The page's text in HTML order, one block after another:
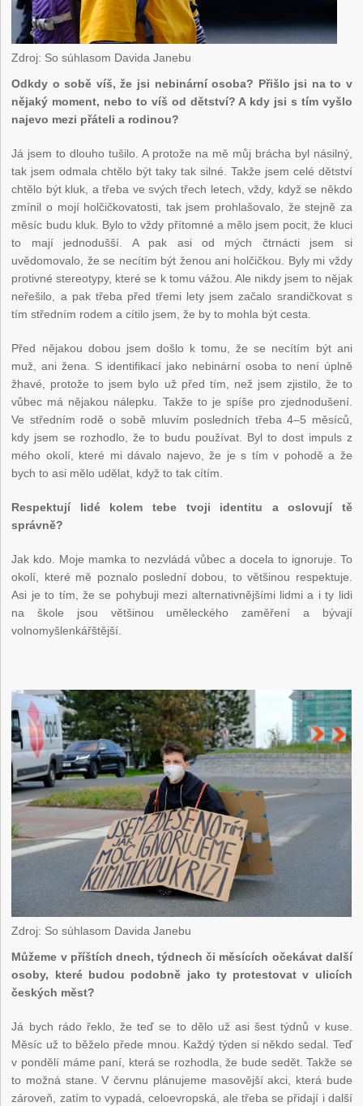
Zdroj: So súhlasom Davida Janebu
Odkdy o sobě víš, že jsi nebinární osoba? Přišlo jsi na to v
nějaký moment, nebo to víš od dětství? A kdy jsi s tím vyšlo
najevo mezi přáteli a rodinou?
Já jsem to dlouho tušilo. A protože na mě můj brácha byl násilný,
tak jsem odmala chtělo být taky tak silné. Takže jsem celé dětství
chtělo být kluk, a třeba ve svých třech letech, vždy, když se někdo
zmínil o mojí holčičkovatosti, tak jsem prohlašovalo, že stejně za
měsíc budu kluk. Bylo to vždy přítomné a mělo jsem pocit, že kluci
to mají jednodušší. A pak asi od mých čtrnácti jsem si
uvědomovalo, že se necítím být ženou ani holčičkou. Byly mi vždy
protivné stereotypy, které se k tomu vážou. Ale nikdy jsem to nějak
neřešilo, a pak třeba před třemi lety jsem začalo srandičkovat s
tím středním rodem a cítilo jsem, že by to mohla být cesta.
Před nějakou dobou jsem došlo k tomu, že se necítím být ani
muž, ani žena. S identifikací jako nebinární osoba to není úplně
žhavé, protože to jsem bylo už před tím, než jsem zjistilo, že to
vůbec má nějakou nálepku. Takže to je spíše pro zjednodušení.
Ve středním rodě o sobě mluvím posledních třeba 4–5 měsíců,
kdy jsem se rozhodlo, že to budu používat. Byl to dost impuls z
mého okolí, které mi dávalo najevo, že je s tím v pohodě a že
bych to asi mělo udělat, když to tak cítím.
Respektují lidé kolem tebe tvoji identitu a oslovují tě
správně?
Jak kdo. Moje mamka to nezvládá vůbec a docela to ignoruje. To
okolí, které mě poznalo poslední dobou, to většinou respektuje.
Asi je to tím, že se pohybuji mezi alternativnějšími lidmi a i ty lidi
na škole jsou většinou uměleckého zaměření a bývají
volnomyšlenkářštější.
Zdroj: So súhlasom Davida Janebu
Můžeme v příštích dnech, týdnech či měsících očekávat další
osoby, které budou podobně jako ty protestovat v ulicích
českých měst?
Já bych rádo řeklo, že teď se to dělo už asi šest týdnů v kuse.
Měsíc už to běželo přede mnou. Každý týden si někdo sedal. Teď
v pondělí máme paní, která se rozhodla, že bude sedět. Takže se
to možná stane. V červnu plánujeme masovější akci, která bude
zároveň, zatím to vypadá, celoevropská, ale třeba se přidají i další